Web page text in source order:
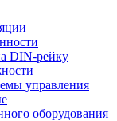
DIN-рейку
управления
оборудования